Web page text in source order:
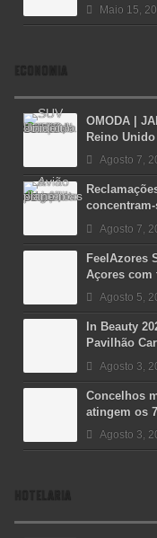
Maio 15,
ECONOMIA
OMODA |
Reino
Agosto 7,
Agosto 7,
FeelAzores
Açores com
Agosto 5,
In Beauty
Pavilhão
Agosto 3,
Concelhos
atingem os
Agosto 3,
HOTELARIA